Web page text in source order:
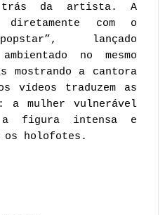
trás da artista. A
diretamente com o
lançado
no mesmo
mostrando a cantora
vídeos traduzem as
a mulher vulnerável
figura intensa e
os holofotes.